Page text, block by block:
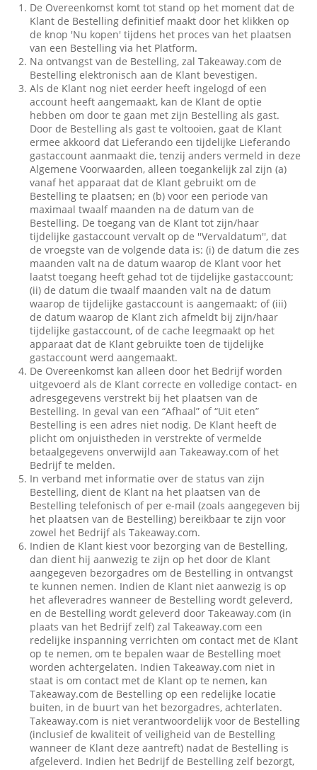
De Overeenkomst komt tot stand op het moment dat de
Klant de Bestelling definitief maakt door het klikken op
de knop 'Nu kopen' tijdens het proces van het plaatsen
van een Bestelling via het Platform.
Na ontvangst van de Bestelling, zal Takeaway.com de
Bestelling elektronisch aan de Klant bevestigen.
Als de Klant nog niet eerder heeft ingelogd of een
account heeft aangemaakt, kan de Klant de optie
hebben om door te gaan met zijn Bestelling als gast.
Door de Bestelling als gast te voltooien, gaat de Klant
ermee akkoord dat Lieferando een tijdelijke Lieferando
gastaccount aanmaakt die, tenzij anders vermeld in deze
Algemene Voorwaarden, alleen toegankelijk zal zijn (a)
vanaf het apparaat dat de Klant gebruikt om de
Bestelling te plaatsen; en (b) voor een periode van
maximaal twaalf maanden na de datum van de
Bestelling. De toegang van de Klant tot zijn/haar
tijdelijke gastaccount vervalt op de ''Vervaldatum'', dat
de vroegste van de volgende data is: (i) de datum die zes
maanden valt na de datum waarop de Klant voor het
laatst toegang heeft gehad tot de tijdelijke gastaccount;
(ii) de datum die twaalf maanden valt na de datum
waarop de tijdelijke gastaccount is aangemaakt; of (iii)
de datum waarop de Klant zich afmeldt bij zijn/haar
tijdelijke gastaccount, of de cache leegmaakt op het
apparaat dat de Klant gebruikte toen de tijdelijke
gastaccount werd aangemaakt.
De Overeenkomst kan alleen door het Bedrijf worden
uitgevoerd als de Klant correcte en volledige contact- en
adresgegevens verstrekt bij het plaatsen van de
Bestelling. In geval van een “Afhaal” of “Uit eten”
Bestelling is een adres niet nodig. De Klant heeft de
plicht om onjuistheden in verstrekte of vermelde
betaalgegevens onverwijld aan Takeaway.com of het
Bedrijf te melden.
In verband met informatie over de status van zijn
Bestelling, dient de Klant na het plaatsen van de
Bestelling telefonisch of per e-mail (zoals aangegeven bij
het plaatsen van de Bestelling) bereikbaar te zijn voor
zowel het Bedrijf als Takeaway.com.
Indien de Klant kiest voor bezorging van de Bestelling,
dan dient hij aanwezig te zijn op het door de Klant
aangegeven bezorgadres om de Bestelling in ontvangst
te kunnen nemen. Indien de Klant niet aanwezig is op
het afleveradres wanneer de Bestelling wordt geleverd,
en de Bestelling wordt geleverd door Takeaway.com (in
plaats van het Bedrijf zelf) zal Takeaway.com een
redelijke inspanning verrichten om contact met de Klant
op te nemen, om te bepalen waar de Bestelling moet
worden achtergelaten. Indien Takeaway.com niet in
staat is om contact met de Klant op te nemen, kan
Takeaway.com de Bestelling op een redelijke locatie
buiten, in de buurt van het bezorgadres, achterlaten.
Takeaway.com is niet verantwoordelijk voor de Bestelling
(inclusief de kwaliteit of veiligheid van de Bestelling
wanneer de Klant deze aantreft) nadat de Bestelling is
afgeleverd. Indien het Bedrijf de Bestelling zelf bezorgt,